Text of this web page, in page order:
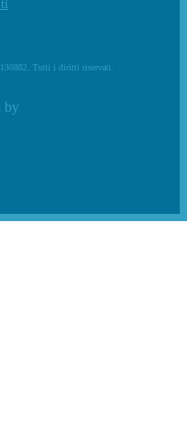
Tutti i diritti riservati.
by